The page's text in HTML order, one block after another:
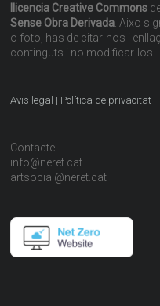
llicencia Creative Commons
Sense Obra Derivada . Aixo
o foto, has de citar-nos i
continguts i no modificar-los.
Avis legal | Política de privacitat
Contacte:
info@neret.cat
artsocial@neret.cat